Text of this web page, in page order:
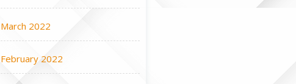
March 2022
February 2022